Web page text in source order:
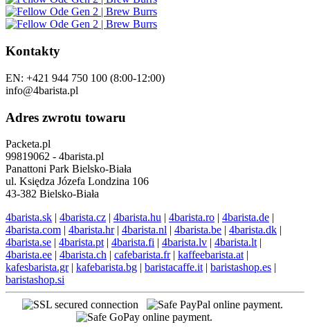
Kontakty
EN: +421 944 750 100 (8:00-12:00)
info@4barista.pl
Adres zwrotu towaru
Packeta.pl
99819062 - 4barista.pl
Panattoni Park Bielsko-Biała
ul. Księdza Józefa Londzina 106
43-382 Bielsko-Biała
4barista.sk | 4barista.cz | 4barista.hu | 4barista.ro | 4barista.de |
4barista.com | 4barista.hr| 4barista.nl | 4barista.be | 4barista.dk |
4barista.se | 4barista.pt | 4barista.fi | 4barista.lv | 4barista.lt |
4barista.ee | 4barista.ch | cafebarista.fr| kaffeebarista.at |
kafesbarista.gr| kafebarista.bg | baristacaffe.it | baristashop.es |
baristashop.si